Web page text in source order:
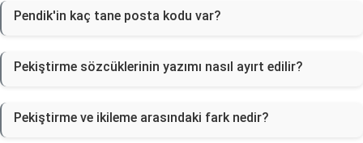
Pendik'in kaç tane posta kodu var?
Pekiştirme sözcüklerinin yazımı nasıl ayırt edilir?
Pekiştirme ve ikileme arasındaki fark nedir?